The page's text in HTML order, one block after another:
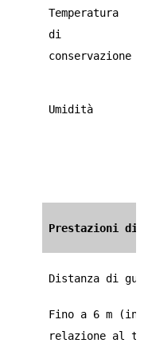
Temperatura
di
conservazione
Umidità
Prestazioni di
Distanza di
Fino a 6 m (in
relazione al